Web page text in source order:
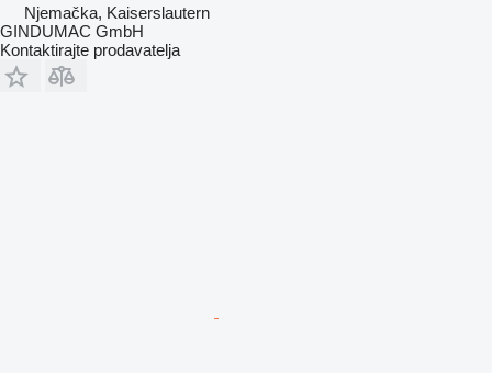
Njemačka, Kaiserslautern
GINDUMAC GmbH
Kontaktirajte prodavatelja